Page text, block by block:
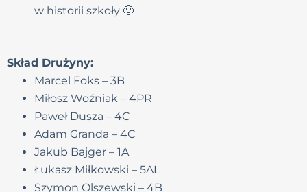
w historii szkoły 🙂
Skład Drużyny:
Marcel Foks – 3B
Miłosz Woźniak – 4PR
Paweł Dusza – 4C
Adam Granda – 4C
Jakub Bajger – 1A
Łukasz Miłkowski – 5AL
Szymon Olszewski – 4B